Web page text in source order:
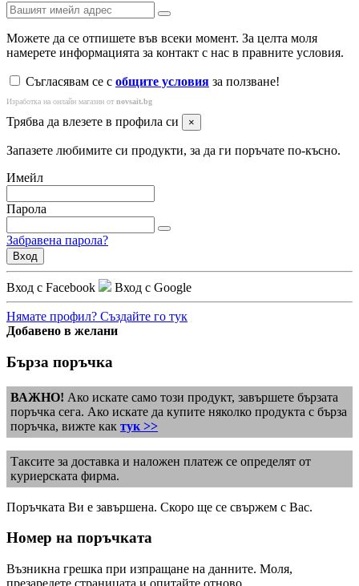
Можете да се отпишете във всеки момент. За целта моля
намерете информацията за контакт с нас в правните условия.
Съгласявам се с общите условия за ползване!
Изработка на онлайн магазин от novsait.bg
Трябва да влезете в профила си ×
Запазете любимите си продукти, за да ги поръчате по-късно.
Имейл
Парола
Забравена парола?
Вход
Вход с Facebook Вход с Google
Нямате профил? Създайте го тук
Добавено в желани
Бърза поръчка
ВАЖНО! Ако искате само този продукт, завършете бързата
поръчка сега. Ако искате да купите няколко продукта с бърза
поръчка, вижте как тук >>
Таксите за доставка и наложен платеж се определят от
куриерската фирма.
Поръчката Ви е завършена. Скоро ще се свържем с Вас.
Номер на поръчката
Възникна грешка при изпращане на данните. Моля,
презаредете страницата и опитайте отново.